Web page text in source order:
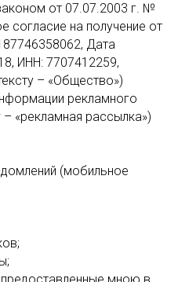
от 07.07.2003 г. №
согласие на получение от
Дата
ИНН: 7707412259,
– «Общество»)
рекламного
– «рекламная рассылка»)
(мобильное